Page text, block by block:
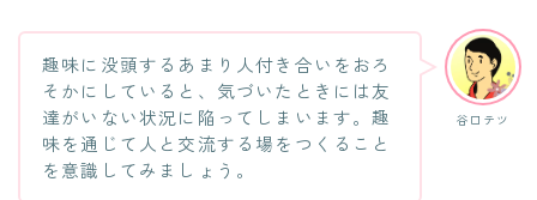
谷口テツ
趣味に没頭するあまり人付き合いをおろ
そかにしていると、気づいたときには友
達がいない状況に陥ってしまいます。趣
味を通じて人と交流する場をつくること
を意識してみましょう。